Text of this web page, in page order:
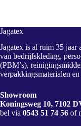
Jagatex
Jagatex is al ruim 35 jaar
van bedrijfskleding,
(PBM’s),
verpakkingsmaterialen
Showroom
Koningsweg 10, 7102
bel via 0543 51 74 56 of